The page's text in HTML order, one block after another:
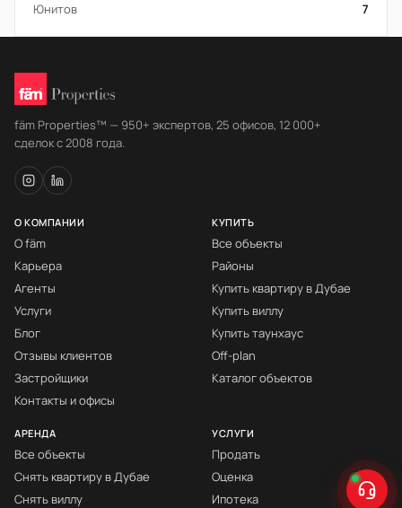
Юнитов 7
fäm Properties™ — 950+ экспертов, 25 офисов, 12 000+
сделок с 2008 года.
О КОМПАНИИ
О fäm
Карьера
Агенты
Услуги
Блог
Отзывы клиентов
Застройщики
Контакты и офисы
КУПИТЬ
Все объекты
Районы
Купить квартиру в Дубае
Купить виллу
Купить таунхаус
Off-plan
Каталог объектов
АРЕНДА
Все объекты
Снять квартиру в Дубае
Снять виллу
УСЛУГИ
Продать
Оценка
Ипотека